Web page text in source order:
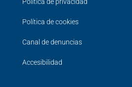
Política de cookies
Canal de denuncias
Accesibilidad